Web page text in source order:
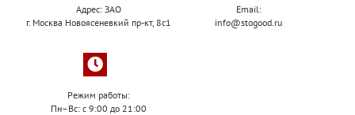
Адрес: ЗАО
г. Москва Новоясеневкий пр-кт, 8с1
Email:
info@stogood.ru
Режим работы:
Пн–Вс: с 9:00 до 21:00